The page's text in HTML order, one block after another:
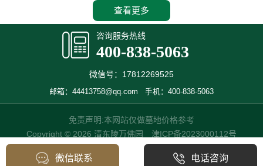
查看更多
咨询服务热线
400-838-5063
微信号：17812269525
邮箱：44413758@qq.com 手机：400-838-5063
免责声明:本网站仅做墓地价格参考
Copyright © 2026 清东陵万佛园 津ICP备2023000112号
微信联系 电话咨询